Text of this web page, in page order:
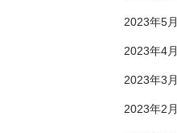
2023年5月
2023年4月
2023年3月
2023年2月